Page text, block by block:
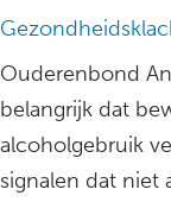
Ouderenbond
belangrijk dat
alcoholgebruik
signalen dat niet